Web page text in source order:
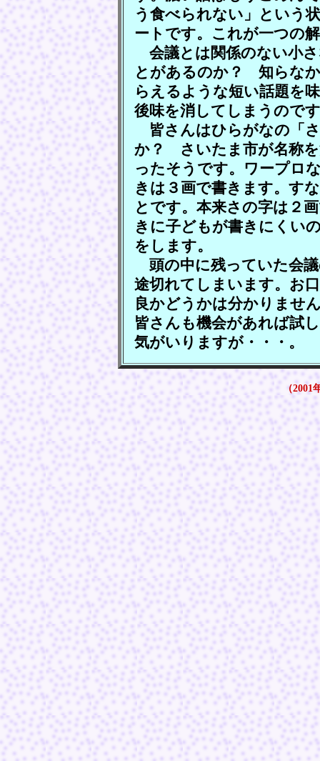
う食べられない」という
ートです。これが一つの
会議とは関係のない小
とがあるのか？ 知らな
らえるような短い話題を
後味を消してしまうので
皆さんはひらがなの「
か？ さいたま市が名称
ったそうです。ワープロ
きは３画で書きます。す
とです。本来さの字は２
きに子どもが書きにくい
をします。
頭の中に残っていた会
途切れてしまいます。お
良かどうかは分かりませ
皆さんも機会があれば試
気がいりますが・・・。
（2001